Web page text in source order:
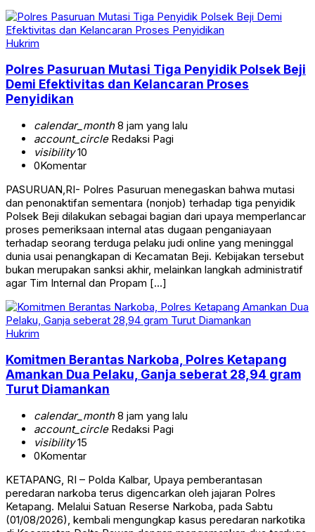
Hukrim
Polres Pasuruan Mutasi Tiga Penyidik Polsek Beji
Demi Efektivitas dan Kelancaran Proses
Penyidikan
calendar_month8 jam yang lalu
account_circleRedaksi Pagi
visibility10
0Komentar
PASURUAN,RI- Polres Pasuruan menegaskan bahwa mutasi
dan penonaktifan sementara (nonjob) terhadap tiga penyidik
Polsek Beji dilakukan sebagai bagian dari upaya memperlancar
proses pemeriksaan internal atas dugaan penganiayaan
terhadap seorang terduga pelaku judi online yang meninggal
dunia usai penangkapan di Kecamatan Beji. Kebijakan tersebut
bukan merupakan sanksi akhir, melainkan langkah administratif
agar Tim Internal dan Propam […]
Hukrim
Komitmen Berantas Narkoba, Polres Ketapang
Amankan Dua Pelaku, Ganja seberat 28,94 gram
Turut Diamankan
calendar_month8 jam yang lalu
account_circleRedaksi Pagi
visibility15
0Komentar
KETAPANG, RI – Polda Kalbar, Upaya pemberantasan
peredaran narkoba terus digencarkan oleh jajaran Polres
Ketapang. Melalui Satuan Reserse Narkoba, pada Sabtu
(01/08/2026), kembali mengungkap kasus peredaran narkotika